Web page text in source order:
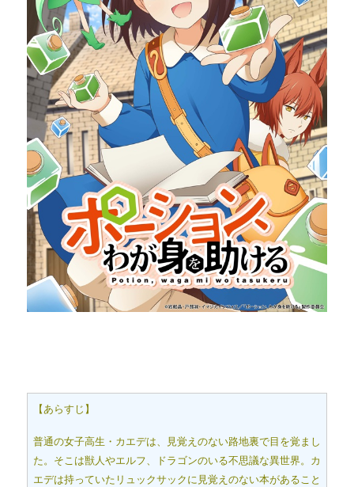
【あらすじ】
普通の女子高生・カエデは、見覚えのない路地裏で目を覚まし
た。そこは獣人やエルフ、ドラゴンのいる不思議な異世界。カ
エデは持っていたリュックサックに見覚えのない本があること